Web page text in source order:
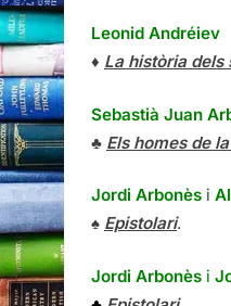
Leonid Andréiev
♦ La història dels
Sebastià Juan
♣ Els homes de
Jordi Arbonès i
♠ Epistolari.
Jordi Arbonès i